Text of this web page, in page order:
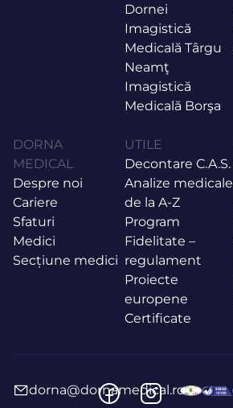
Dornei
Imagistică
Medicală Târgu
Neamţ
Imagistică
Medicală Borşa
DORNA
MEDICAL
Despre noi
Cariere
Sfaturi
Medici
Secțiune medici
UTILE
Decontare C.A.S.
Analize medicale
de la A-Z
Program
Fidelitate –
regulament
Proiecte
europene
Certificate
dorna@dornamedical.ro